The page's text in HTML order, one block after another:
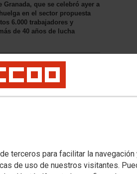
terceros para facilitar la navegación
de uso de nuestros visitantes.
Granada, que se celebró ayer a
en el sector propuesta
6.000 trabajadores y
de 40 años de lucha